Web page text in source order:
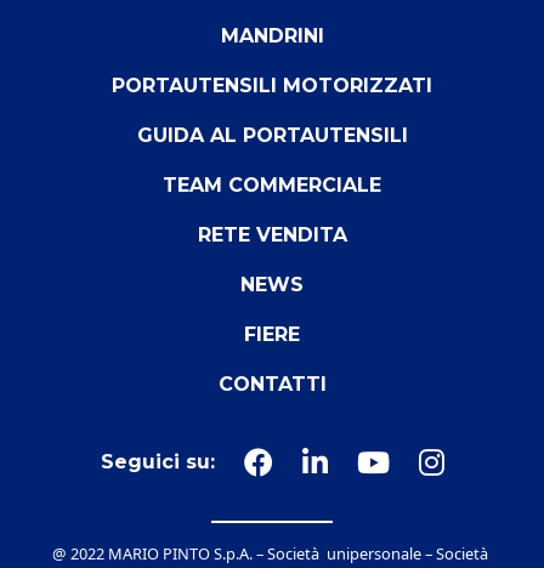
MANDRINI
PORTAUTENSILI MOTORIZZATI
GUIDA AL PORTAUTENSILI
TEAM COMMERCIALE
RETE VENDITA
NEWS
FIERE
CONTATTI
Seguici su:
@ 2022 MARIO PINTO S.p.A. – Società unipersonale – Società